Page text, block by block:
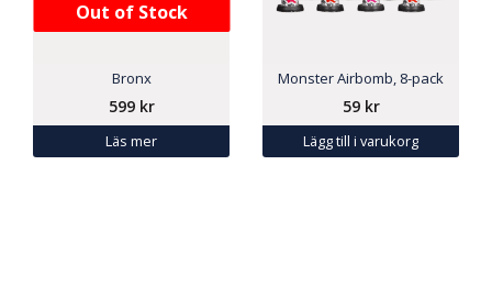
Out of Stock
Bronx
599 kr
Läs mer
Monster Airbomb, 8-pack
59 kr
Lägg till i varukorg